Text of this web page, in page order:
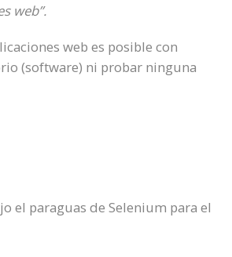
web”.
web es posible con
(software) ni probar ninguna
el paraguas de Selenium para el